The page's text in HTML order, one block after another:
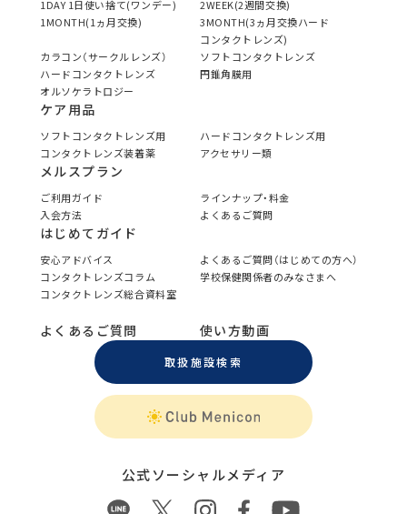
1DAY 1日使い捨て(ワンデー)
2WEEK(2週間交換)
1MONTH(1ヵ月交換)
3MONTH(3ヵ月交換ハード
コンタクトレンズ)
カラコン（サークルレンズ）
ソフトコンタクトレンズ
ハードコンタクトレンズ
円錐角膜用
オルソケラトロジー
ケア用品
ソフトコンタクトレンズ用
ハードコンタクトレンズ用
コンタクトレンズ装着薬
アクセサリー類
メルスプラン
ご利用ガイド
ラインナップ・料金
入会方法
よくあるご質問
はじめてガイド
安心アドバイス
よくあるご質問（はじめての方へ）
コンタクトレンズコラム
学校保健関係者のみなさまへ
コンタクトレンズ総合資料室
よくあるご質問 使い方動画
取扱施設検索
公式ソーシャルメディア